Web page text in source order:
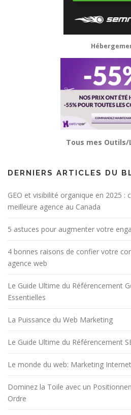
Tous mes Outils/
DERNIERS ARTICLES DU
GEO et visibilité organique en 2025 :
meilleure agence au Canada
5 astuces pour augmenter votre
4 bonnes raisons de confier votre
agence web
Le Guide Ultime du Référencement
Essentielles
La Puissance du Web Marketing
Le Guide Ultime du Référencement
Le monde du web: Marketing Internet
Dominez la Toile avec un
Ordre